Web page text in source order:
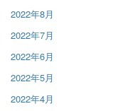
2022年8月
2022年7月
2022年6月
2022年5月
2022年4月